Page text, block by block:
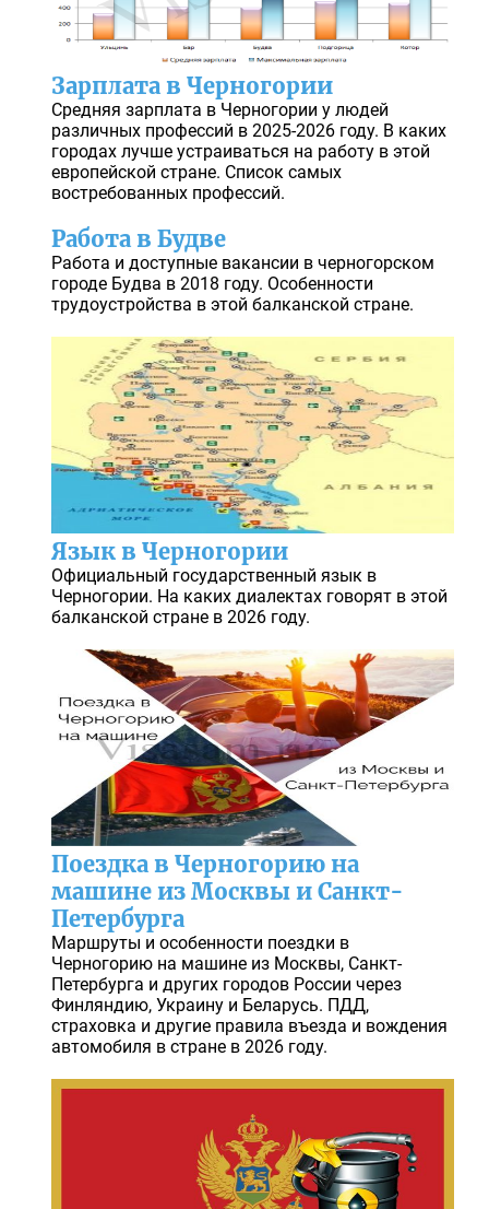
Зарплата в Черногории
Средняя зарплата в Черногории у людей
различных профессий в 2025-2026 году. В каких
городах лучше устраиваться на работу в этой
европейской стране. Список самых
востребованных профессий.
Работа в Будве
Работа и доступные вакансии в черногорском
городе Будва в 2018 году. Особенности
трудоустройства в этой балканской стране.
Язык в Черногории
Официальный государственный язык в
Черногории. На каких диалектах говорят в этой
балканской стране в 2026 году.
Поездка в Черногорию на
машине из Москвы и Санкт-
Петербурга
Маршруты и особенности поездки в
Черногорию на машине из Москвы, Санкт-
Петербурга и других городов России через
Финляндию, Украину и Беларусь. ПДД,
страховка и другие правила въезда и вождения
автомобиля в стране в 2026 году.